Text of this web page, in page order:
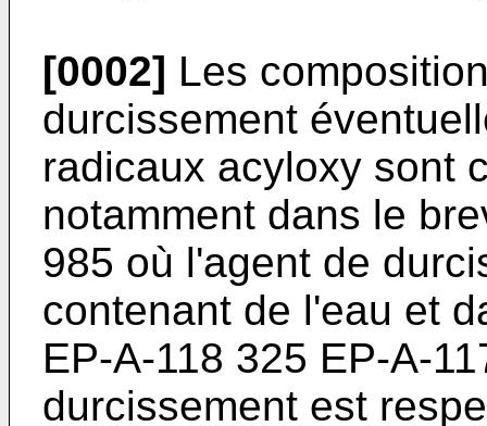
[0002] Les
durcissement
radicaux acyloxy sont
notamment dans le
985 où l'agent de
contenant de l'eau et
EP-A-118 325 EP-A-
durcissement est